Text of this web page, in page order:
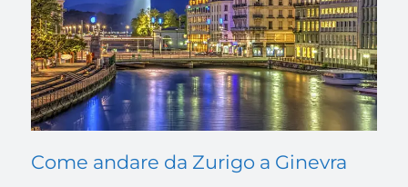
Come andare da Zurigo a Ginevra